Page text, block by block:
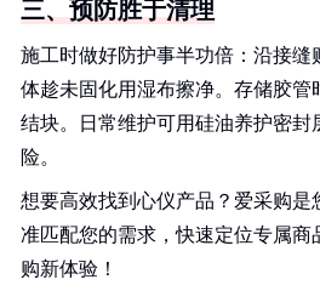
三、预防胜于清理
施工时做好防护事半功倍：沿接缝
体趁未固化用湿布擦净。存储胶管
结块。日常维护可用硅油养护密封
险。
想要高效找到心仪产品？爱采购是
准匹配您的需求，快速定位专属商
购新体验！